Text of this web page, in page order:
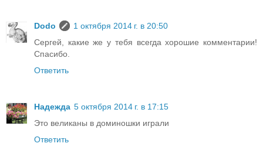
Dodo
1 октября 2014 г. в 20:50
Сергей, какие же у тебя всегда хорошие комментарии!
Спасибо.
Ответить
Надежда 5 октября 2014 г. в 17:15
Это великаны в доминошки играли
Ответить